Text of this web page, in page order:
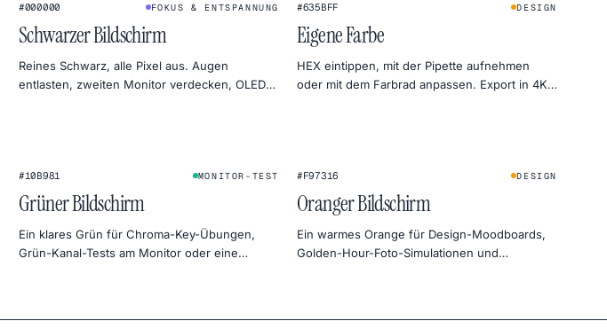
#000000 FOKUS & ENTSPANNUNG
Schwarzer Bildschirm
Reines Schwarz, alle Pixel aus. Augen
entlasten, zweiten Monitor verdecken, OLED-
#635BFF DESIGN
Eigene Farbe
HEX eintippen, mit der Pipette aufnehmen
oder mit dem Farbrad anpassen. Export in 4K,
#10B981 MONITOR-TEST
Grüner Bildschirm
Ein klares Grün für Chroma-Key-Übungen,
Grün-Kanal-Tests am Monitor oder eine
#F97316 DESIGN
Oranger Bildschirm
Ein warmes Orange für Design-Moodboards,
Golden-Hour-Foto-Simulationen und